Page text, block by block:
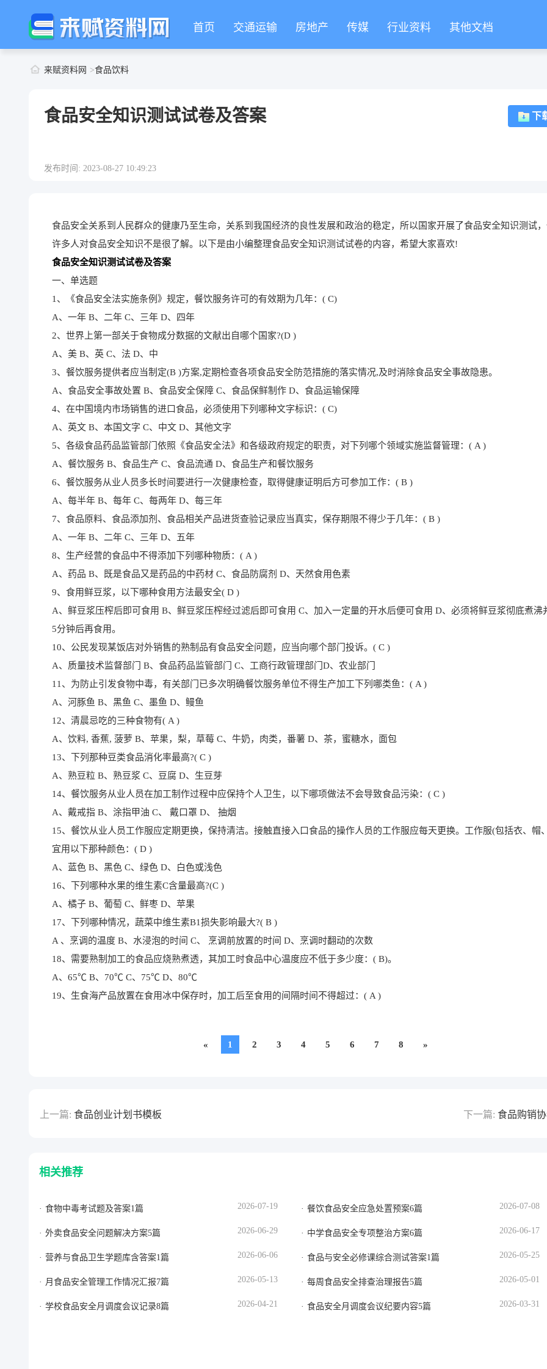
首页 交通运输 房地产 传媒 行业资料 其他文档
来赋资料网 食品饮料
食品安全知识测试试卷及答案
发布时间: 2023-08-27 10:49:23
下
食品安全关系到人民群众的健康乃至生命，关系到我国经济的良性发展和政治的稳定，所以国家开展了食品安全知识测试
许多人对食品安全知识不是很了解。以下是由小编整理食品安全知识测试试卷的内容，希望大家喜欢!
食品安全知识测试试卷及答案
一、单选题
1、《食品安全法实施条例》规定，餐饮服务许可的有效期为几年：( C)
A、一年 B、二年 C、三年 D、四年
2、世界上第一部关于食物成分数据的文献出自哪个国家?(D )
A、美 B、英 C、法 D、中
3、餐饮服务提供者应当制定(B )方案,定期检查各项食品安全防范措施的落实情况,及时消除食品安全事故隐患。
A、食品安全事故处置 B、食品安全保障 C、食品保鲜制作 D、食品运输保障
4、在中国境内市场销售的进口食品，必须使用下列哪种文字标识：( C)
A、英文 B、本国文字 C、中文 D、其他文字
5、各级食品药品监管部门依照《食品安全法》和各级政府规定的职责，对下列哪个领域实施监督管理：( A )
A、餐饮服务 B、食品生产 C、食品流通 D、食品生产和餐饮服务
6、餐饮服务从业人员多长时间要进行一次健康检查，取得健康证明后方可参加工作：( B )
A、每半年 B、每年 C、每两年 D、每三年
7、食品原料、食品添加剂、食品相关产品进货查验记录应当真实，保存期限不得少于几年：( B )
A、一年 B、二年 C、三年 D、五年
8、生产经营的食品中不得添加下列哪种物质：( A )
A、药品 B、既是食品又是药品的中药材 C、食品防腐剂 D、天然食用色素
9、食用鲜豆浆，以下哪种食用方法最安全( D )
A、鲜豆浆压榨后即可食用 B、鲜豆浆压榨经过滤后即可食用 C、加入一定量的开水后便可食用 D、必须将鲜豆浆彻底煮沸
5分钟后再食用。
10、公民发现某饭店对外销售的熟制品有食品安全问题，应当向哪个部门投诉。( C )
A、质量技术监督部门 B、食品药品监管部门 C、工商行政管理部门D、农业部门
11、为防止引发食物中毒，有关部门已多次明确餐饮服务单位不得生产加工下列哪类鱼：( A )
A、河豚鱼 B、黑鱼 C、墨鱼 D、鳗鱼
12、清晨忌吃的三种食物有( A )
A、饮料, 香蕉, 菠萝 B、苹果，梨，草莓 C、牛奶，肉类，番薯 D、茶，蜜糖水，面包
13、下列那种豆类食品消化率最高?( C )
A、熟豆粒 B、熟豆浆 C、豆腐 D、生豆芽
14、餐饮服务从业人员在加工制作过程中应保持个人卫生，以下哪项做法不会导致食品污染：( C )
A、戴戒指 B、涂指甲油 C、 戴口罩 D、 抽烟
15、餐饮从业人员工作服应定期更换，保持清洁。接触直接入口食品的操作人员的工作服应每天更换。工作服(包括衣、帽
宜用以下那种颜色：( D )
A、蓝色 B、黑色 C、绿色 D、白色或浅色
16、下列哪种水果的维生素C含量最高?(C )
A、橘子 B、葡萄 C、鲜枣 D、苹果
17、下列哪种情况，蔬菜中维生素B1损失影响最大?( B )
A 、烹调的温度 B、水浸泡的时间 C、 烹调前放置的时间 D、烹调时翻动的次数
18、需要熟制加工的食品应烧熟煮透，其加工时食品中心温度应不低于多少度：( B)。
A、65℃ B、70℃ C、75℃ D、80℃
19、生食海产品放置在食用冰中保存时，加工后至食用的间隔时间不得超过：( A )
« 1 2 3 4 5 6 7 8 »
上一篇: 食品创业计划书模板 下一篇: 食品购销
相关推荐
食物中毒考试题及答案1篇 2026-07-19 餐饮食品安全应急处置预案6篇 2026-07-08
外卖食品安全问题解决方案5篇 2026-06-29 中学食品安全专项整治方案6篇 2026-06-17
营养与食品卫生学题库含答案1篇 2026-06-06 食品与安全必修课综合测试答案1篇 2026-05-25
月食品安全管理工作情况汇报7篇 2026-05-13 每周食品安全排查治理报告5篇 2026-05-01
学校食品安全月调度会议记录8篇 2026-04-21 食品安全月调度会议纪要内容5篇 2026-03-31